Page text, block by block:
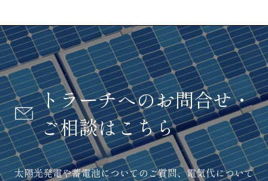
トラーチへのお問合せ・
ご相談はこちら
太陽光発電や蓄電池についてのご質問、電気代について